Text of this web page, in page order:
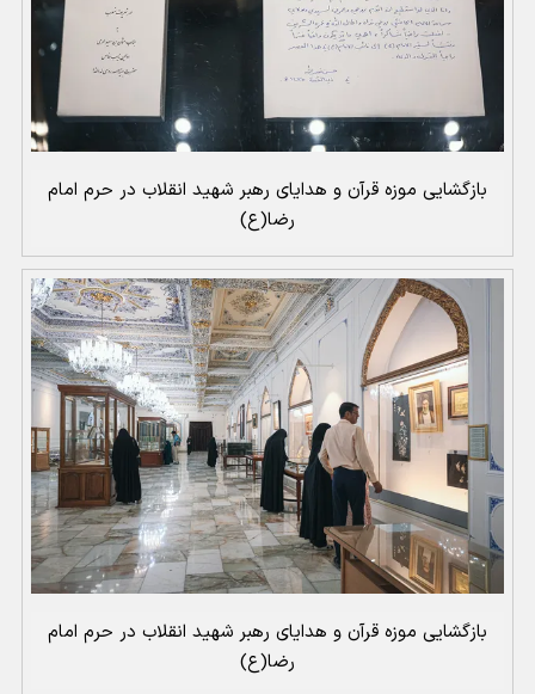
بازگشایی موزه قرآن و هدایای رهبر شهید انقلاب در حرم امام
رضا(ع)
بازگشایی موزه قرآن و هدایای رهبر شهید انقلاب در حرم امام
رضا(ع)